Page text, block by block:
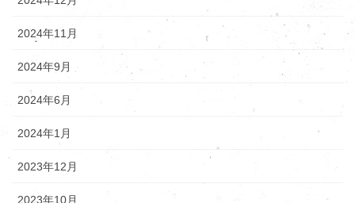
2024年11月
2024年9月
2024年6月
2024年1月
2023年12月
2023年10月